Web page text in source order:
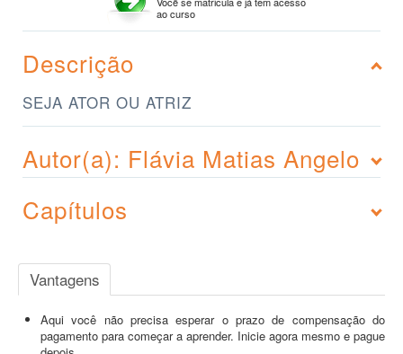
ao curso
Descrição
SEJA ATOR OU ATRIZ
Autor(a): Flávia Matias Angelo
Capítulos
Vantagens
Aqui você não precisa esperar o prazo de compensação do
pagamento para começar a aprender. Inicie agora mesmo e pague